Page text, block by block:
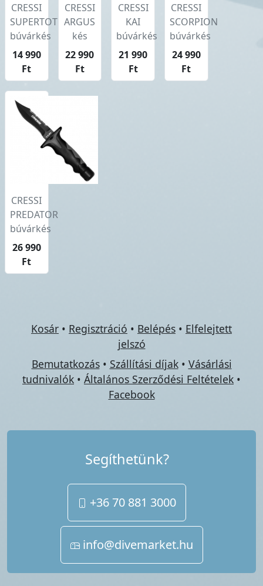
CRESSI
SUPERTOTEM
búvárkés
14 990
Ft
CRESSI
ARGUS
kés
22 990
Ft
CRESSI
KAI
búvárkés
21 990
Ft
CRESSI
SCORPION
búvárkés
24 990
Ft
CRESSI
PREDATOR
búvárkés
26 990
Ft
Kosár • Regisztráció • Belépés • Elfelejtett
jelszó
Bemutatkozás• Szállítási díjak• Vásárlási
tudnivalók • Általános Szerződési Feltételek •
Facebook
Segíthetünk?
+36 70 881 3000
info@divemarket.hu